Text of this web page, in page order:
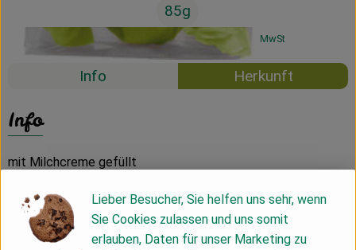
85g
#31217 2,99 € 35,18 €/ 1kg 7% MwSt
Info Herkunft
Info
mit Milchcreme gefüllt
Produktinformationen
Lieber Besucher, Sie helfen uns sehr, wenn
Sie Cookies zulassen und uns somit
erlauben, Daten für unser Marketing zu